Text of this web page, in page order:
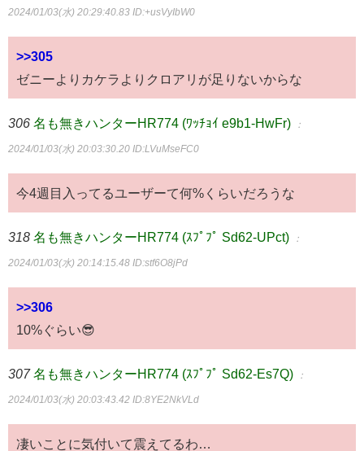
2024/01/03(水) 20:29:40.83 ID:+usVyIbW0
>>305
ゼニーよりカケラよりクロアリが足りないからな
306 名も無きハンターHR774 (ﾜｯﾁｮｲ e9b1-HwFr) ：
2024/01/03(水) 20:03:30.20 ID:LVuMseFC0
今4週目入ってるユーザーて何%くらいだろうな
318 名も無きハンターHR774 (ｽﾌﾟﾌﾟ Sd62-UPct) ：
2024/01/03(水) 20:14:15.48 ID:stf6O8jPd
>>306
10%ぐらい😎
307 名も無きハンターHR774 (ｽﾌﾟﾌﾟ Sd62-Es7Q) ：
2024/01/03(水) 20:03:43.42 ID:8YE2NkVLd
凄いことに気付いて震えてるわ…